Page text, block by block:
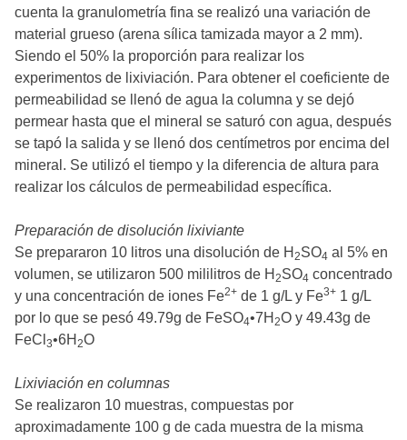
cuenta la granulometría fina se realizó una variación de
material grueso (arena sílica tamizada mayor a 2 mm).
Siendo el 50% la proporción para realizar los
experimentos de lixiviación. Para obtener el coeficiente de
permeabilidad se llenó de agua la columna y se dejó
permear hasta que el mineral se saturó con agua, después
se tapó la salida y se llenó dos centímetros por encima del
mineral. Se utilizó el tiempo y la diferencia de altura para
realizar los cálculos de permeabilidad específica.
Preparación de disolución lixiviante
Se prepararon 10 litros una disolución de H 2SO4 al 5% en
volumen, se utilizaron 500 mililitros de H 2SO4 concentrado
y una concentración de iones Fe2+ de 1 g/L y Fe3+ 1 g/L
por lo que se pesó 49.79g de FeSO4•7H 2O y 49.43g de
FeCl 3•6H 2O
Lixiviación en columnas
Se realizaron 10 muestras, compuestas por
aproximadamente 100 g de cada muestra de la misma